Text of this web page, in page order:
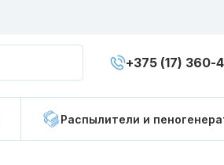
уборки
+375 (17) 360-
Распылители и